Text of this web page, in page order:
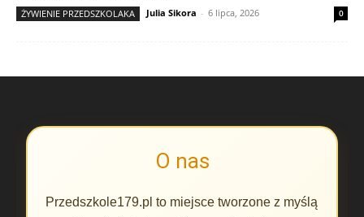
ŻYWIENIE PRZEDSZKOLAKA Julia Sikora - 6 lipca, 2026 0
O nas
Przedszkole179.pl to miejsce tworzone z myślą